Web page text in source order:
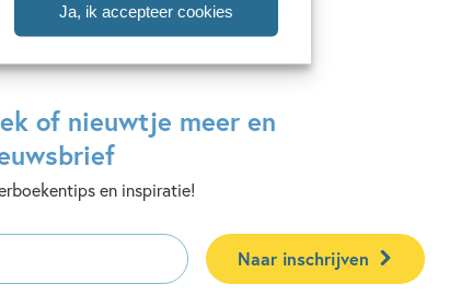
Ja, ik accepteer cookies
of nieuwtje meer en
en inspiratie!
Naar inschrijven